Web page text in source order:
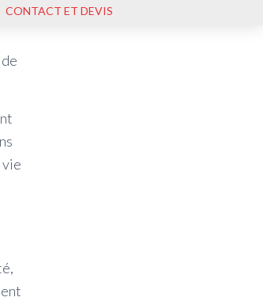
CONTACT ET DEVIS
vie